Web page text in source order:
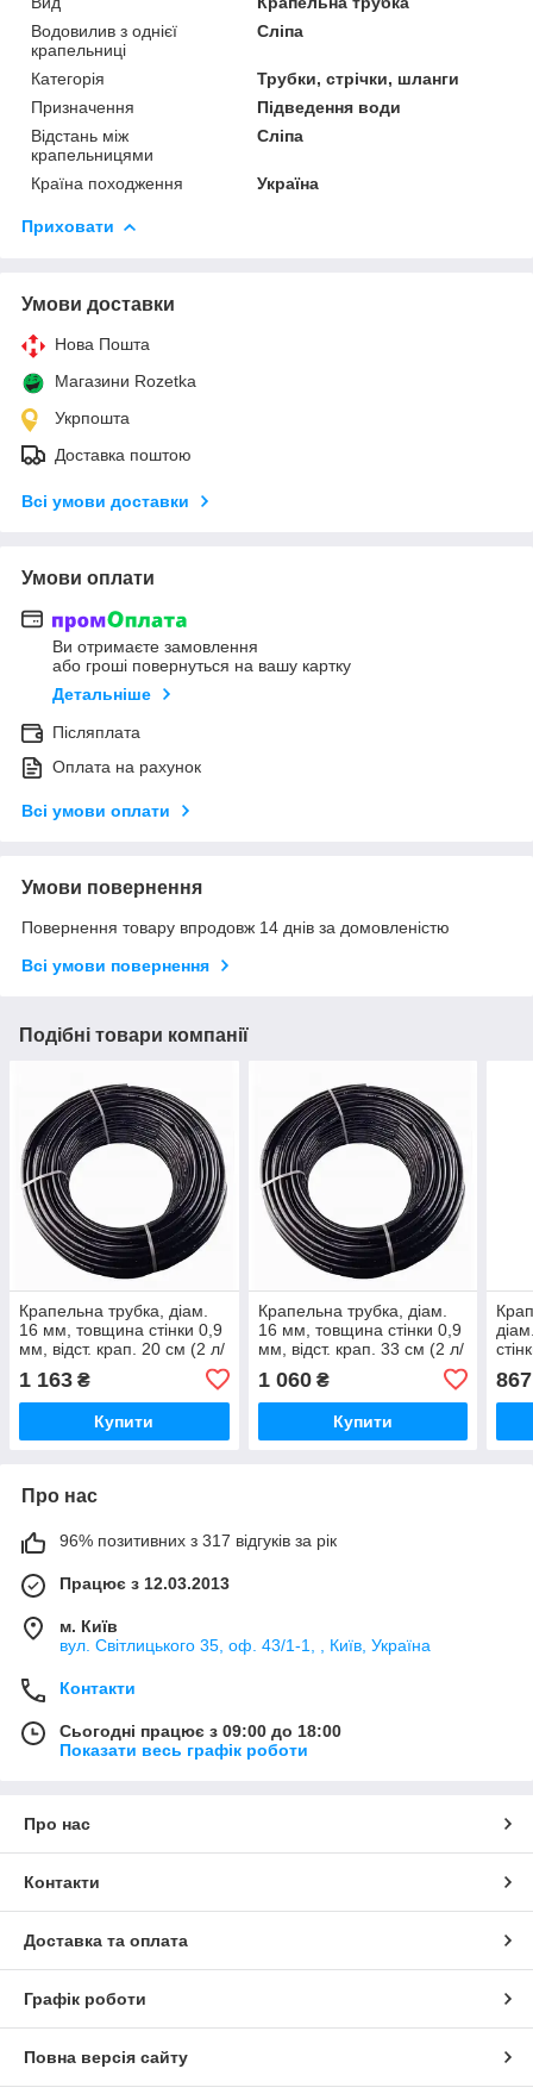
Водовилив з однієї
крапельниці
Сліпа
Категорія
Трубки, стрічки, шланги
Призначення
Підведення води
Відстань між
крапельницями
Сліпа
Країна походження Україна
Приховати
Умови доставки
Нова Пошта
Магазини Rozetka
Укрпошта
Доставка поштою
Всі умови доставки
Умови оплати
Ви отримаєте замовлення
або гроші повернуться на вашу картку
Детальніше
Післяплата
Оплата на рахунок
Всі умови оплати
Умови повернення
Повернення товару впродовж 14 днів за домовленістю
Всі умови повернення
Подібні товари компанії
Крапельна трубка, діам.
16 мм, товщина стінки 0,9
мм, відст. крап. 20 см (2 л/
г), бухта 100 м - Україна
1 163 ₴
Купити
Крапельна трубка, діам.
16 мм, товщина стінки 0,9
мм, відст. крап. 33 см (2 л/
г), бухта 100 м - Україна
1 060₴
Купити
867
Про нас
96% позитивних з 317 відгуків за рік
Працює з 12.03.2013
м. Київ
вул. Світлицького 35, оф. 43/1-1, , Київ, Україна
Контакти
Сьогодні працює з 09:00 до 18:00
Показати весь графік роботи
Про нас
Контакти
Доставка та оплата
Графік роботи
Повна версія сайту